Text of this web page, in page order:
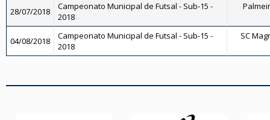
28/07/2018
Campeonato Municipal de Futsal - Sub-15 -
2018
04/08/2018
Campeonato Municipal de Futsal - Sub-15 -
2018
SC